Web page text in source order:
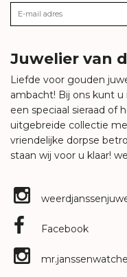
Juwelier van
Liefde voor gouden
ambacht! Bij ons kunt
een speciaal sieraad of
uitgebreide collectie
vriendelijke dorpse
staan wij voor u klaar!
Facebook